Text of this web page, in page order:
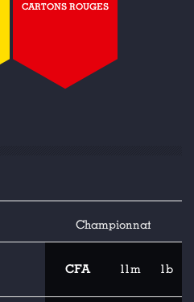
CARTONS ROUGES
Championnat
CFA 11m 1b